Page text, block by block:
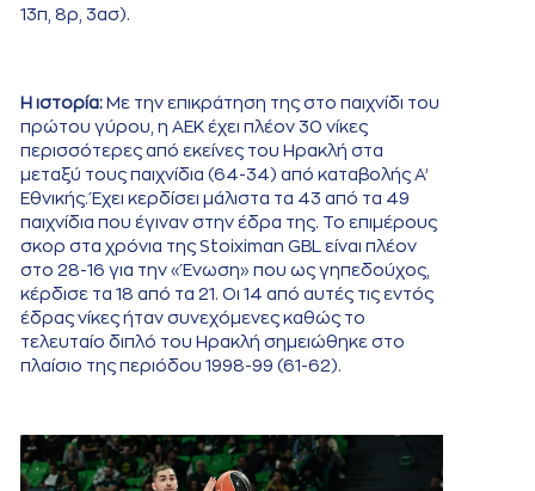
13π, 8ρ, 3ασ).
Η ιστορία: Με την επικράτηση της στο παιχνίδι του
πρώτου γύρου, η ΑΕΚ έχει πλέον 30 νίκες
περισσότερες από εκείνες του Ηρακλή στα
μεταξύ τους παιχνίδια (64-34) από καταβολής Α’
Εθνικής. Έχει κερδίσει μάλιστα τα 43 από τα 49
παιχνίδια που έγιναν στην έδρα της. Το επιμέρους
σκορ στα χρόνια της Stoiximan GBL είναι πλέον
στο 28-16 για την «Ένωση» που ως γηπεδούχος,
κέρδισε τα 18 από τα 21. Οι 14 από αυτές τις εντός
έδρας νίκες ήταν συνεχόμενες καθώς το
τελευταίο διπλό του Ηρακλή σημειώθηκε στο
πλαίσιο της περιόδου 1998-99 (61-62).